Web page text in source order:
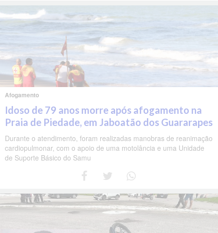
Afogamento
Idoso de 79 anos morre após afogamento na
Praia de Piedade, em Jaboatão dos Guararapes
Durante o atendimento, foram realizadas manobras de reanimação
cardiopulmonar, com o apoio de uma motolância e uma Unidade
de Suporte Básico do Samu